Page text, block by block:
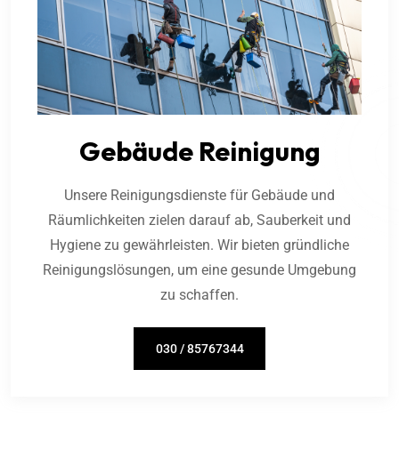
Gebäude Reinigung
Unsere Reinigungsdienste für Gebäude und
Räumlichkeiten zielen darauf ab, Sauberkeit und
Hygiene zu gewährleisten. Wir bieten gründliche
Reinigungslösungen, um eine gesunde Umgebung
zu schaffen.
030 / 85767344